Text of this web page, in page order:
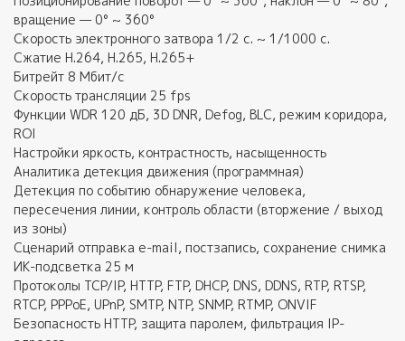
вращение — 0° ~ 360°
Скорость электронного затвора 1/2 с. ~ 1/1000 с.
Сжатие H.264, H.265, H.265+
Битрейт 8 Мбит/с
Скорость трансляции 25 fps
Функции WDR 120 дБ, 3D DNR, Defog, BLC, режим коридора,
ROI
Настройки яркость, контрастность, насыщенность
Аналитика детекция движения (программная)
Детекция по событию обнаружение человека,
пересечения линии, контроль области (вторжение / выход
из зоны)
Сценарий отправка e-mail, постзапись, сохранение снимка
ИК-подсветка 25 м
Протоколы TCP/IP, HTTP, FTP, DHCP, DNS, DDNS, RTP, RTSP,
RTCP, PPPoE, UPnP, SMTP, NTP, SNMP, RTMP, ONVIF
Безопасность HTTP, защита паролем, фильтрация IP-